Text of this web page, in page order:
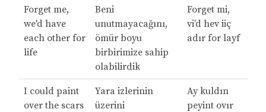
Forget me,
we'd have
each other for
life
Beni
unutmayacağını,
ömür boyu
birbirimize sahip
olabilirdik
Forget mi,
vi’d hev iiç
adır for layf
I could paint
over the scars
Yara izlerinin
üzerini
Ay kuldın
peyint ovır